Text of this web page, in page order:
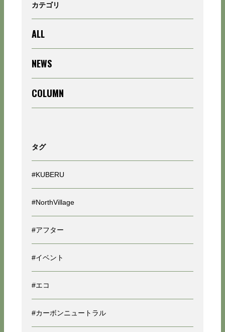
カテゴリ
ALL
NEWS
COLUMN
タグ
#KUBERU
#NorthVillage
#アフター
#イベント
#エコ
#カーボンニュートラル